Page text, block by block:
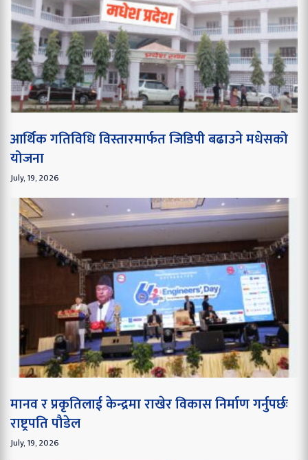
आर्थिक गतिविधि विस्तारमार्फत जिडिपी बढाउने मधेसको
योजना
July, 19, 2026
मानव र प्रकृतिलाई केन्द्रमा राखेर विकास निर्माण गर्नुपर्छः
राष्ट्रपति पौडेल
July, 19, 2026